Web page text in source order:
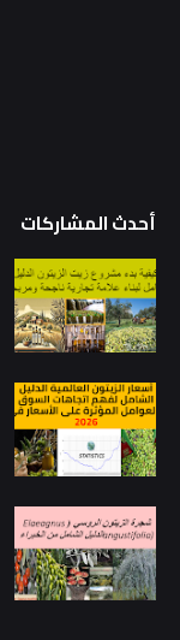
أحدث المشاركات